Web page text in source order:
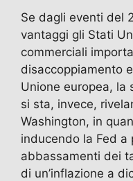
Se dagli eventi del
vantaggi gli Stati
commerciali
disaccoppiamento
Unione europea, la
si sta, invece,
Washington, in
inducendo la Fed a
abbassamenti dei
di un’inflazione a